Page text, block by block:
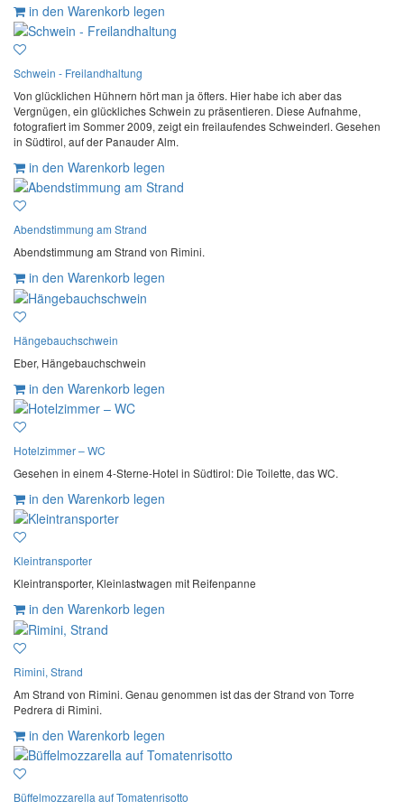
in den Warenkorb legen
Schwein - Freilandhaltung
Von glücklichen Hühnern hört man ja öfters. Hier habe ich aber das
Vergnügen, ein glückliches Schwein zu präsentieren. Diese Aufnahme,
fotografiert im Sommer 2009, zeigt ein freilaufendes Schweinderl. Gesehen
in Südtirol, auf der Panauder Alm.
in den Warenkorb legen
Abendstimmung am Strand
Abendstimmung am Strand von Rimini.
in den Warenkorb legen
Hängebauchschwein
Eber, Hängebauchschwein
in den Warenkorb legen
Hotelzimmer – WC
Gesehen in einem 4-Sterne-Hotel in Südtirol: Die Toilette, das WC.
in den Warenkorb legen
Kleintransporter
Kleintransporter, Kleinlastwagen mit Reifenpanne
in den Warenkorb legen
Rimini, Strand
Am Strand von Rimini. Genau genommen ist das der Strand von Torre
Pedrera di Rimini.
in den Warenkorb legen
Büffelmozzarella auf Tomatenrisotto